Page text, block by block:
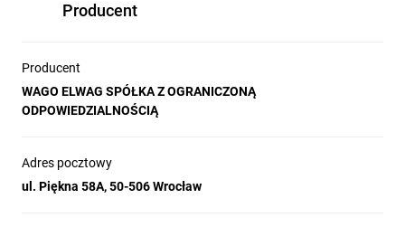
Producent
Producent
WAGO ELWAG SPÓŁKA Z OGRANICZONĄ
ODPOWIEDZIALNOŚCIĄ
Adres pocztowy
ul. Piękna 58A, 50-506 Wrocław